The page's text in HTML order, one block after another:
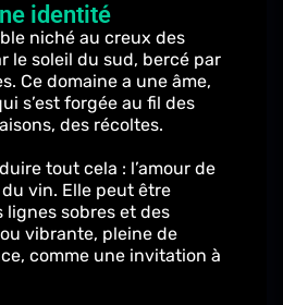
identité
niché au creux des
le soleil du sud, bercé par
Ce domaine a une âme,
s’est forgée au fil des
des récoltes.
tout cela : l’amour de
vin. Elle peut être
lignes sobres et des
vibrante, pleine de
comme une invitation à